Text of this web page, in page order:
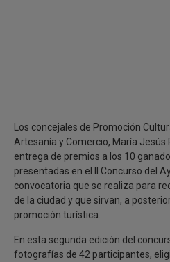
Los concejales de Promoción
Artesanía y Comercio, María Jesús
entrega de premios a los 10
presentadas en el II Concurso del
convocatoria que se realiza para
de la ciudad y que sirvan, a
promoción turística.
En esta segunda edición del
fotografías de 42 participantes,